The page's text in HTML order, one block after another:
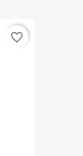
favorite_border